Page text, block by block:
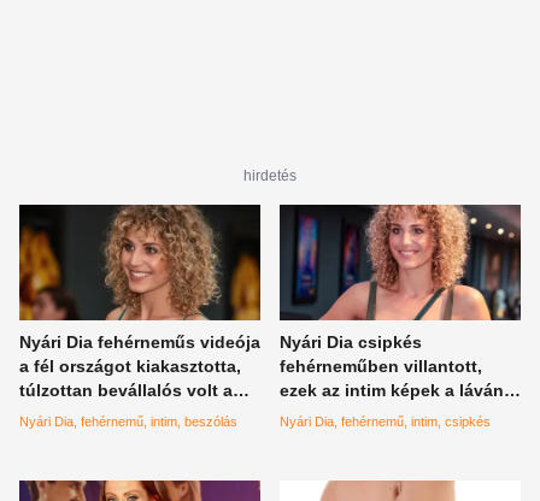
hirdetés
Nyári Dia fehérneműs videója
a fél országot kiakasztotta,
túlzottan bevállalós volt a
színésznő?
Nyári Dia fehérnemű intim beszólás
Nyári Dia csipkés
fehérneműben villantott,
ezek az intim képek a lávánál
is forróbbak
Nyári Dia fehérnemű intim csipkés